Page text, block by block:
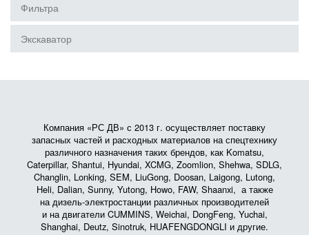
Фильтра
Экскаватор
Компания «РС ДВ» с 2013 г. осуществляет поставку
запасных частей и расходных материалов на спецтехнику
различного назначения таких брендов, как Komatsu,
Caterpillar, Shantui, Hyundai, XCMG, Zoomlion, Shehwa, SDLG,
Changlin, Lonking, SEM, LiuGong, Doosan, Laigong, Lutong,
Heli, Dalian, Sunny, Yutong, Howo, FAW, Shaanxi, а также
на дизель-электростанции различных производителей
и на двигатели CUMMINS, Weichai, DongFeng, Yuchai,
Shanghai, Deutz, Sinotruk, HUAFENGDONGLI и другие.